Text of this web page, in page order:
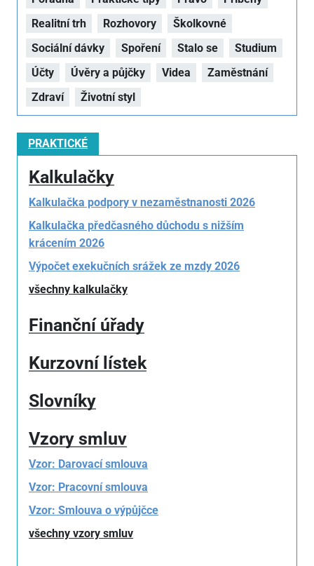
Realitní trh
Rozhovory
Školkovné
Sociální dávky
Spoření Stalo se
Studium
Účty
Úvěry a půjčky Videa
Zaměstnání
Zdraví
Životní styl
PRAKTICKÉ
Kalkulačky
Kalkulačka podpory v nezaměstnanosti 2026
Kalkulačka předčasného důchodu s nižším
krácením 2026
Výpočet exekučních srážek ze mzdy 2026
všechny kalkulačky
Finanční úřady
Kurzovní lístek
Slovníky
Vzory smluv
Vzor: Darovací smlouva
Vzor: Pracovní smlouva
Vzor: Smlouva o výpůjčce
všechny vzory smluv